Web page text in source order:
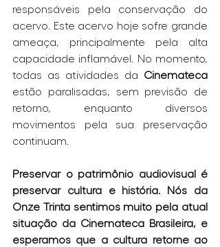
responsáveis pela conservação do
acervo. Este acervo hoje sofre grande
ameaça, principalmente pela alta
capacidade inflamável. No momento,
todas as atividades da Cinemateca
estão paralisadas, sem previsão de
retorno, enquanto diversos
movimentos pela sua preservação
continuam.
Preservar o patrimônio audiovisual é
preservar cultura e história. Nós da
Onze Trinta sentimos muito pela atual
situação da Cinemateca Brasileira, e
esperamos que a cultura retorne ao